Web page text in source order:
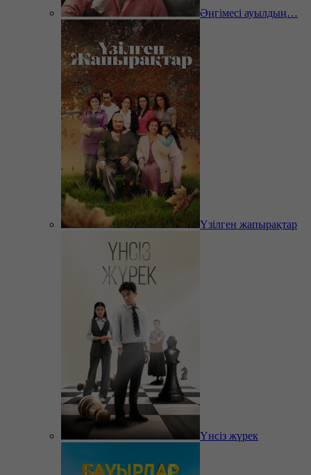
Әңгімесі ауылдың…
Үзілген жапырақтар
Үнсіз жүрек